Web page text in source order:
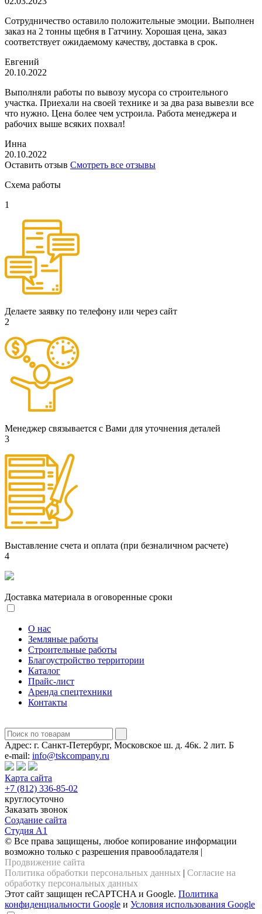
Сотрудничество оставило положительные эмоции. Выполнен
заказ на 2 тонны щебня в Гатчину. Хорошая цена, заказ
соответствует ожидаемому качеству, доставка в срок.
Евгений
20.10.2022
Выполняли работы по вывозу мусора со строительного
участка. Приехали на своей технике и за два раза вывезли все
что нужно. Цена более чем устроила. Работа менеджера и
рабочих выше всяких похвал!
Инна
20.10.2022
Оставить отзыв Смотреть все отзывы
Схема работы
1
Делаете заявку по телефону или через сайт
2
Менеджер связывается с Вами для уточнения деталей
3
Выставление счета и оплата (при безналичном расчете)
4
Доставка материала в оговоренные сроки
О нас
Земляные работы
Строительные работы
Благоустройство территории
Каталог
Прайс-лист
Аренда спецтехники
Контакты
Адрес: г. Санкт-Петербург, Московское ш. д. 46к. 2 лит. Б
e-mail: info@tskcompany.ru
Карта сайта
+7 (812) 336-85-02
круглосуточно
Заказать звонок
Создание сайта
Студия А1
© Все права защищены, любое копирование информации
возможно только с разрешения правообладателя |
Продвижение сайта
Политика обработки персональных данных | Согласие на
обработку персональных данных
Этот сайт защищен reCAPTCHA и Google. Политика
конфиденциальности Google и Условия использования Google